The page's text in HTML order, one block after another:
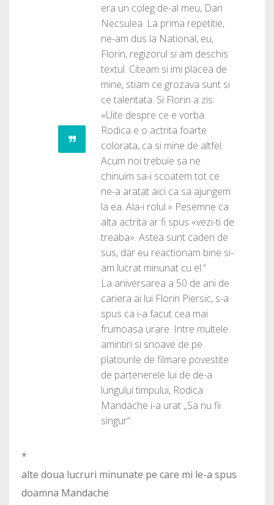
era un coleg de-al meu, Dan
Necsulea. La prima repetitie,
ne-am dus la National, eu,
Florin, regizorul si am deschis
textul. Citeam si imi placea de
mine, stiam ce grozava sunt si
ce talentata. Si Florin a zis:
«Uite despre ce e vorba.
Rodica e o actrita foarte
colorata, ca si mine de altfel.
Acum noi trebuie sa ne
chinuim sa-i scoatem tot ce
ne-a aratat aici ca sa ajungem
la ea. Ala-i rolul.» Pesemne ca
alta actrita ar fi spus «vezi-ti de
treaba». Astea sunt caderi de
sus, dar eu reactionam bine si-
am lucrat minunat cu el.“
La aniversarea a 50 de ani de
cariera ai lui Florin Piersic, s-a
spus ca i-a facut cea mai
frumoasa urare. Intre multele
amintiri si snoave de pe
platourile de filmare povestite
de partenerele lui de de-a
lungului timpului, Rodica
Mandache i-a urat „Sa nu fii
singur”.
*
alte doua lucruri minunate pe care mi le-a spus
doamna Mandache